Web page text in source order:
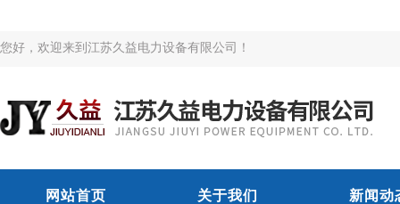
您好，欢迎来到江苏久益电力设备有限公司！
网站首页 关于我们 新闻动